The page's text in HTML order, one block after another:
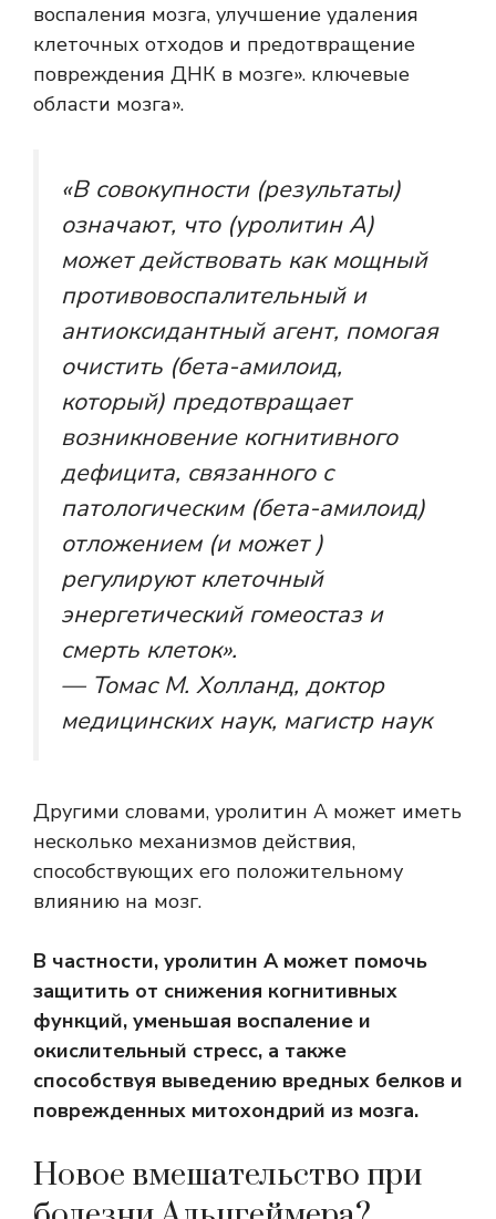
воспаления мозга, улучшение удаления
клеточных отходов и предотвращение
повреждения ДНК в мозге». ключевые
области мозга».
«В совокупности (результаты)
означают, что (уролитин А)
может действовать как мощный
противовоспалительный и
антиоксидантный агент, помогая
очистить (бета-амилоид,
который) предотвращает
возникновение когнитивного
дефицита, связанного с
патологическим (бета-амилоид)
отложением (и может )
регулируют клеточный
энергетический гомеостаз и
смерть клеток».
— Томас М. Холланд, доктор
медицинских наук, магистр наук
Другими словами, уролитин А может иметь
несколько механизмов действия,
способствующих его положительному
влиянию на мозг.
В частности, уролитин А может помочь
защитить от снижения когнитивных
функций, уменьшая воспаление и
окислительный стресс, а также
способствуя выведению вредных белков и
поврежденных митохондрий из мозга.
Новое вмешательство при